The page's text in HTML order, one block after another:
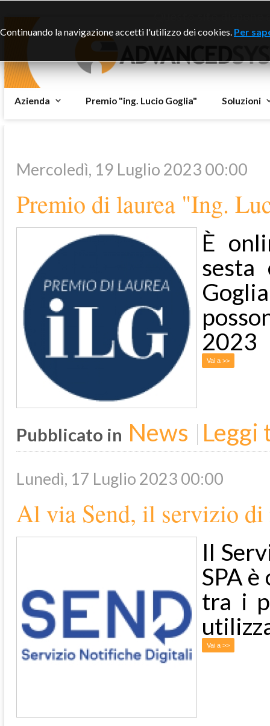
Azienda Premio "ing. Lucio Goglia" Soluzioni
Mercoledì, 19 Luglio 2023 00:00
Premio di laurea "Ing.
È
sesta
2023
Vai a >>
Pubblicato in News Leggi
Lunedì, 17 Luglio 2023 00:00
Al via Send, il servizio
Il
SPA
tra i
Vai a >>
Continuando la navigazione accetti l'utilizzo dei cookies. Per